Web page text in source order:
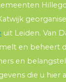
uit Leiden. Van
en beheert
en
die u hier